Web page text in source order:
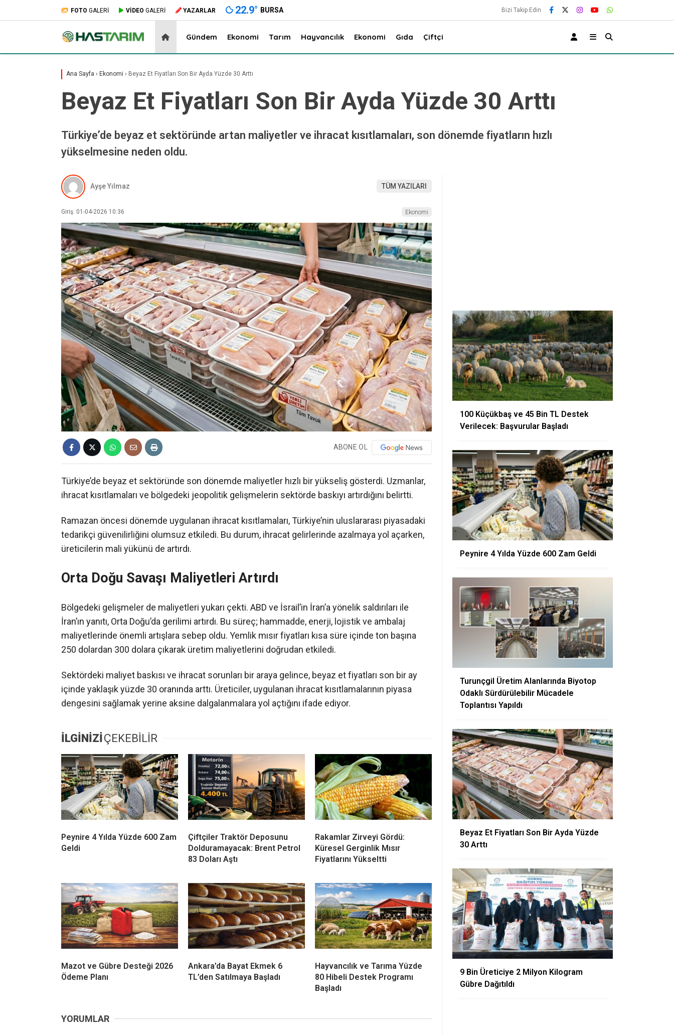
FOTO GALERİ VİDEO GALERİ YAZARLAR 22.9° BURSA Bizi Takip Edin
Gündem Ekonomi Tarım Hayvancılık Ekonomi Gıda Çiftçi
Ana Sayfa › Ekonomi › Beyaz Et Fiyatları Son Bir Ayda Yüzde 30 Arttı
Beyaz Et Fiyatları Son Bir Ayda Yüzde 30 Arttı
Türkiye’de beyaz et sektöründe artan maliyetler ve ihracat kısıtlamaları, son dönemde fiyatların hızlı
yükselmesine neden oldu.
Ayşe Yılmaz TÜM YAZILARI
Giriş: 01-04-2026 10:36 Ekonomi
ABONE OL
Türkiye’de beyaz et sektöründe son dönemde maliyetler hızlı bir yükseliş gösterdi. Uzmanlar,
ihracat kısıtlamaları ve bölgedeki jeopolitik gelişmelerin sektörde baskıyı artırdığını belirtti.
Ramazan öncesi dönemde uygulanan ihracat kısıtlamaları, Türkiye’nin uluslararası piyasadaki
tedarikçi güvenilirliğini olumsuz etkiledi. Bu durum, ihracat gelirlerinde azalmaya yol açarken,
üreticilerin mali yükünü de artırdı.
Orta Doğu Savaşı Maliyetleri Artırdı
Bölgedeki gelişmeler de maliyetleri yukarı çekti. ABD ve İsrail’in İran’a yönelik saldırıları ile
İran’ın yanıtı, Orta Doğu’da gerilimi artırdı. Bu süreç; hammadde, enerji, lojistik ve ambalaj
maliyetlerinde önemli artışlara sebep oldu. Yemlik mısır fiyatları kısa süre içinde ton başına
250 dolardan 300 dolara çıkarak üretim maliyetlerini doğrudan etkiledi.
Sektördeki maliyet baskısı ve ihracat sorunları bir araya gelince, beyaz et fiyatları son bir ay
içinde yaklaşık yüzde 30 oranında arttı. Üreticiler, uygulanan ihracat kısıtlamalarının piyasa
dengesini sağlamak yerine aksine dalgalanmalara yol açtığını ifade ediyor.
İLGİNİZİÇEKEBİLİR
Peynire 4 Yılda Yüzde 600 Zam
Geldi
Çiftçiler Traktör Deposunu
Dolduramayacak: Brent Petrol
83 Doları Aştı
Rakamlar Zirveyi Gördü:
Küresel Gerginlik Mısır
Fiyatlarını Yükseltti
Mazot ve Gübre Desteği 2026
Ödeme Planı
Ankara’da Bayat Ekmek 6
TL’den Satılmaya Başladı
Hayvancılık ve Tarıma Yüzde
80 Hibeli Destek Programı
Başladı
YORUMLAR
100 Küçükbaş ve 45 Bin TL Destek
Verilecek: Başvurular Başladı
Peynire 4 Yılda Yüzde 600 Zam Geldi
Turunçgil Üretim Alanlarında Biyotop
Odaklı Sürdürülebilir Mücadele
Toplantısı Yapıldı
Beyaz Et Fiyatları Son Bir Ayda Yüzde
30 Arttı
9 Bin Üreticiye 2 Milyon Kilogram
Gübre Dağıtıldı